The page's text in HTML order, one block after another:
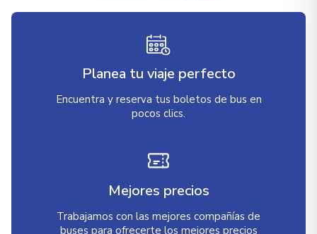
Planea tu viaje perfecto
Encuentra y reserva tus boletos de bus en
pocos clics.
Mejores precios
Trabajamos con las mejores compañías de
buses para ofrecerte los mejores precios